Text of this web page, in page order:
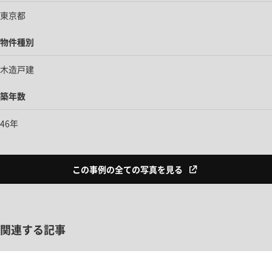
東京都
物件種別
木造戸建
築年数
46年
この事例の全ての写真を見る
関連する記事